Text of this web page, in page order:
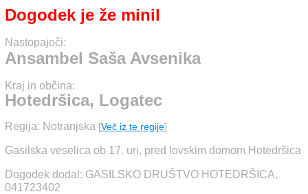
Dogodek je že minil
Nastopajoči:
Ansambel Saša Avsenika
Kraj in občina:
Hotedršica, Logatec
Regija: Notranjska [Več iz te regije]
Gasilska veselica ob 17. uri, pred lovskim domom Hotedršica
Dogodek dodal: GASILSKO DRUŠTVO HOTEDRŠICA,
041723402